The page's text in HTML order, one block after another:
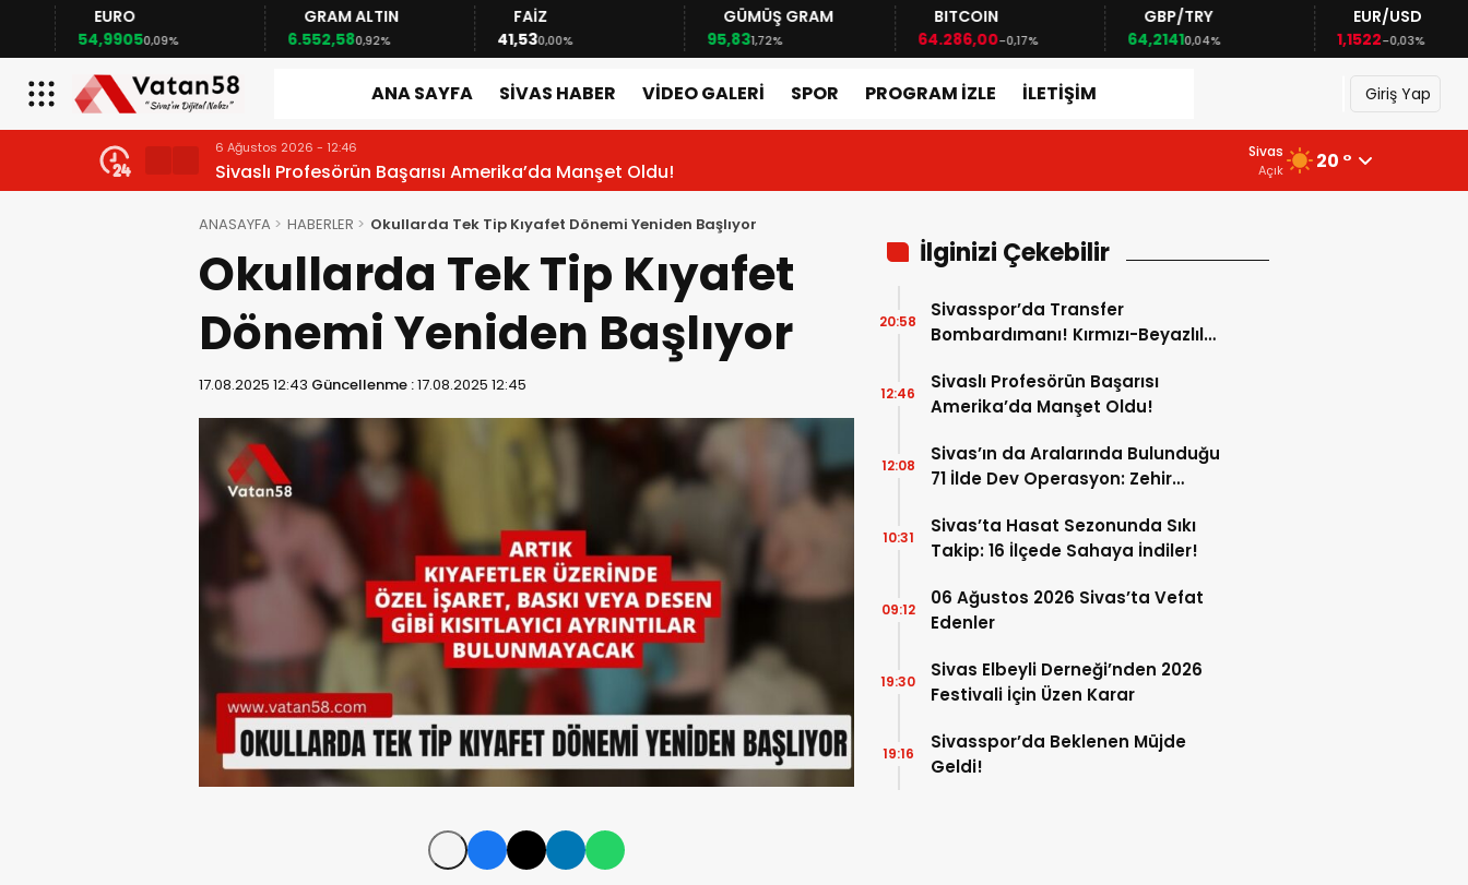
EURO
54,99050,09%
GRAM ALTIN
6.552,580,92%
FAİZ
41,53
0,00%
GÜMÜŞ GRAM
95,83
1,72%
BITCOIN
64.286,00-0,17%
GBP/TRY
64,21410,04%
EUR/USD
1,1522
-0,03%
ANA SAYFA SİVAS HABER VİDEO GALERİ SPOR PROGRAM İZLE İLETİŞİM Giriş Yap
6 Ağustos 2026 - 12:46
Sivaslı Profesörün Başarısı Amerika’da Manşet Oldu!
6 Ağustos 2026 - 12:08
Sivas’ın da Aralarında Bulunduğu
Sivas
Açık 20 °
ANASAYFA HABERLER Okullarda Tek Tip Kıyafet Dönemi Yeniden Başlıyor
Okullarda Tek Tip Kıyafet
Dönemi Yeniden Başlıyor
17.08.2025 12:43 Güncellenme :17.08.2025 12:45
İlginizi Çekebilir
Sivasspor’da Transfer
Bombardımanı! Kırmızı-Beyazlılar
20:58
Sivaslı Profesörün Başarısı
Amerika’da Manşet Oldu!
12:46
Sivas’ın da Aralarında Bulunduğu
71 İlde Dev Operasyon: Zehir
12:08
Sivas’ta Hasat Sezonunda Sıkı
Takip: 16 İlçede Sahaya İndiler!
10:31
06 Ağustos 2026 Sivas’ta Vefat
Edenler
09:12
Sivas Elbeyli Derneği’nden 2026
Festivali İçin Üzen Karar
19:30
Sivasspor’da Beklenen Müjde
Geldi!
19:16